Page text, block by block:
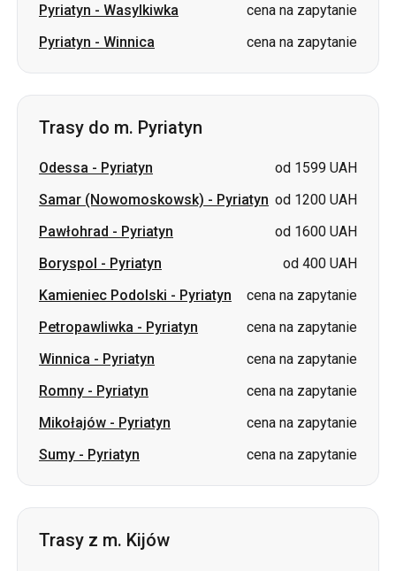
Pyriatyn - Wasylkiwka
cena na zapytanie
Pyriatyn - Winnica cena na zapytanie
Trasy do m. Pyriatyn
Odessa - Pyriatyn
od 1599 UAH
Samar (Nowomoskowsk) - Pyriatyn od 1200 UAH
Pawłohrad - Pyriatyn
od 1600 UAH
Boryspol - Pyriatyn
od 400 UAH
Kamieniec Podolski - Pyriatyn
cena na zapytanie
Petropawliwka - Pyriatyn
cena na zapytanie
Winnica - Pyriatyn
cena na zapytanie
Romny - Pyriatyn
cena na zapytanie
Mikołajów - Pyriatyn
cena na zapytanie
Sumy - Pyriatyn cena na zapytanie
Trasy z m. Kijów